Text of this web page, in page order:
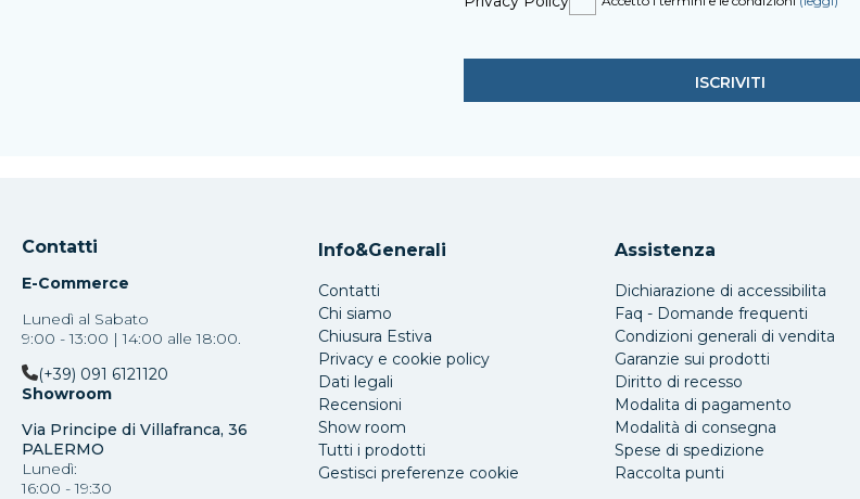
Contatti
E-Commerce
Lunedì al Sabato
9:00 - 13:00 | 14:00 alle 18:00.
(+39) 091 6121120
Showroom
Via Principe di Villafranca, 36
PALERMO
Lunedì:
16:00 - 19:30
Info&Generali
Contatti
Chi siamo
Chiusura Estiva
Privacy e cookie policy
Dati legali
Recensioni
Show room
Tutti i prodotti
Gestisci preferenze cookie
Assistenza
Dichiarazione di accessibilita
Faq - Domande frequenti
Condizioni generali di vendita
Garanzie sui prodotti
Diritto di recesso
Modalita di pagamento
Modalità di consegna
Spese di spedizione
Raccolta punti